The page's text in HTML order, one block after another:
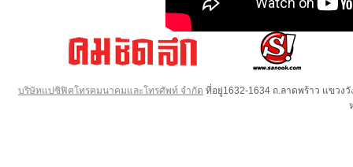
บริษัทแปซิฟิคโทรคมนาคมและโทรศัพท์ จำกัด ที่อยู่1632-1634 ถ.ลาดพร้าว แขวง